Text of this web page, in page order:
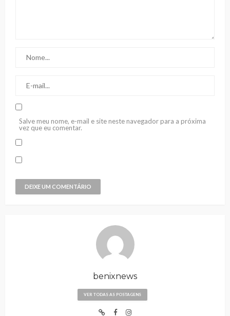
Salve meu nome, e-mail e site neste navegador para a próxima
vez que eu comentar.
benixnews
VER TODAS AS POSTAGENS